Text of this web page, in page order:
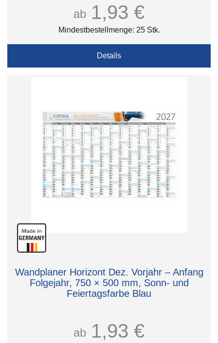
ab 1,93 €
Mindestbestellmenge: 25 Stk.
Details
Wandplaner Horizont Dez. Vorjahr – Anfang
Folgejahr, 750 × 500 mm, Sonn- und
Feiertagsfarbe Blau
ab 1,93 €